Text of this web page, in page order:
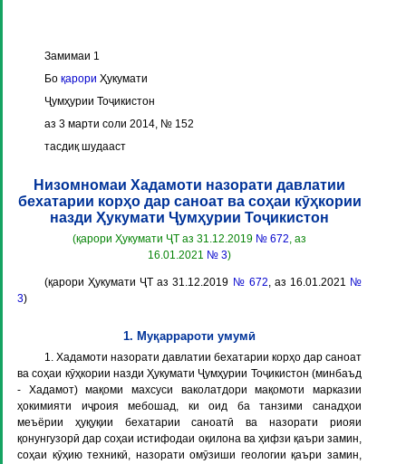
Замимаи 1
Бо қарори Ҳукумати
Ҷумҳурии Тоҷикистон
аз 3 марти соли 2014, № 152
тасдиқ шудааст
Низомномаи Хадамоти назорати давлатии
бехатарии корҳо дар саноат ва соҳаи кӯҳкории
назди Ҳукумати Ҷумҳурии Тоҷикистон
(қарори Ҳукумати ҶТ аз 31.12.2019 № 672, аз
16.01.2021 № 3)
(қарори Ҳукумати ҶТ аз 31.12.2019 № 672, аз 16.01.2021 №
3)
1. Муқаррароти умумӣ
1. Хадамоти назорати давлатии бехатарии корҳо дар саноат
ва соҳаи кӯҳкории назди Ҳукумати Ҷумҳурии Тоҷикистон (минбаъд
- Хадамот) мақоми махсуси ваколатдори мақомоти марказии
ҳокимияти иҷроия мебошад, ки оид ба танзими санадҳои
меъёрии ҳуқуқии бехатарии саноатӣ ва назорати риояи
қонунгузорӣ дар соҳаи истифодаи оқилона ва ҳифзи қаъри замин,
соҳаи кӯҳию техникӣ, назорати омӯзиши геологии қаъри замин,